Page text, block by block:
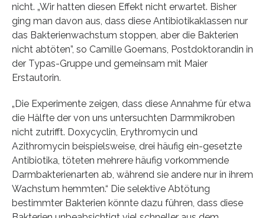
nicht. „Wir hatten diesen Effekt nicht erwartet. Bisher
ging man davon aus, dass diese Antibiotikaklassen nur
das Bakterienwachstum stoppen, aber die Bakterien
nicht abtöten”, so Camille Goemans, Postdoktorandin in
der Typas-Gruppe und gemeinsam mit Maier
Erstautorin.
„Die Experimente zeigen, dass diese Annahme für etwa
die Hälfte der von uns untersuchten Darmmikroben
nicht zutrifft. Doxycyclin, Erythromycin und
Azithromycin beispielsweise, drei häufig ein-gesetzte
Antibiotika, töteten mehrere häufig vorkommende
Darmbakterienarten ab, während sie andere nur in ihrem
Wachstum hemmten.“ Die selektive Abtötung
bestimmter Bakterien könnte dazu führen, dass diese